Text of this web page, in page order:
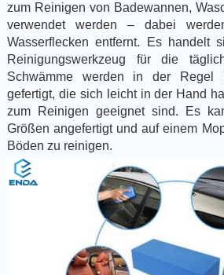
zum Reinigen von Badewannen,
verwendet werden – dabei
Wasserflecken entfernt. Es handelt
Reinigungswerkzeug für die
Schwämme werden in der Regel
gefertigt, die sich leicht in der Hand
zum Reinigen geeignet sind. Es
Größen angefertigt und auf einem
Böden zu reinigen.